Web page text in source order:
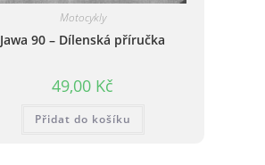
Motocykly
Jawa 90 – Dílenská příručka
49,00 Kč
Přidat do košíku